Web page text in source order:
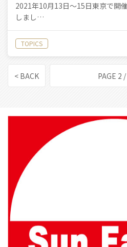
2021年10月13日〜15日東京で開
しまし…
TOPICS
< BACK PAGE 2